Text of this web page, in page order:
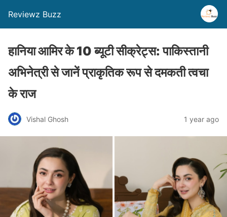
Reviewz Buzz
हानिया आमिर के 10 ब्यूटी सीक्रेट्स: पाकिस्तानी
अभिनेत्री से जानें प्राकृतिक रूप से दमकती त्वचा
के राज
Vishal Ghosh 1 year ago